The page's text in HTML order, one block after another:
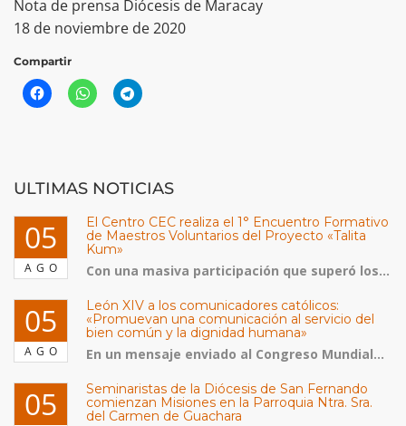
Nota de prensa Diócesis de Maracay
18 de noviembre de 2020
Compartir
ULTIMAS NOTICIAS
05
AGO
El Centro CEC realiza el 1° Encuentro Formativo
de Maestros Voluntarios del Proyecto «Talita
Kum»
Con una masiva participación que superó los...
05
AGO
León XIV a los comunicadores católicos:
«Promuevan una comunicación al servicio del
bien común y la dignidad humana»
En un mensaje enviado al Congreso Mundial...
05
Seminaristas de la Diócesis de San Fernando
comienzan Misiones en la Parroquia Ntra. Sra.
del Carmen de Guachara